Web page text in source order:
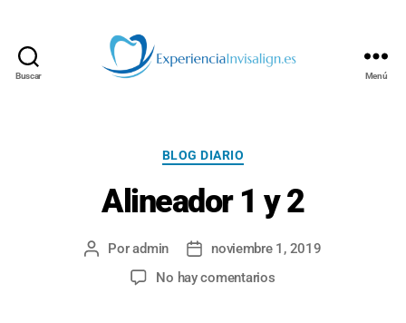
Buscar Menú
Categorías
BLOG DIARIO
Alineador 1 y 2
Autor
Poradmin
Fecha
la
noviembre 1, 2019
No hay comentariosen